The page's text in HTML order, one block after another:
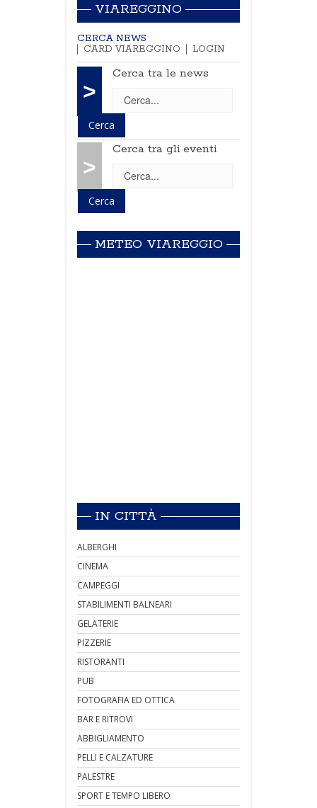
VIAREGGINO
CERCA NEWS
CARD VIAREGGINO
LOGIN
>
Cerca tra le news
>
Cerca tra gli eventi
METEO VIAREGGIO
IN CITTÀ
ALBERGHI
CINEMA
CAMPEGGI
STABILIMENTI BALNEARI
GELATERIE
PIZZERIE
RISTORANTI
PUB
FOTOGRAFIA ED OTTICA
BAR E RITROVI
ABBIGLIAMENTO
PELLI E CALZATURE
PALESTRE
SPORT E TEMPO LIBERO